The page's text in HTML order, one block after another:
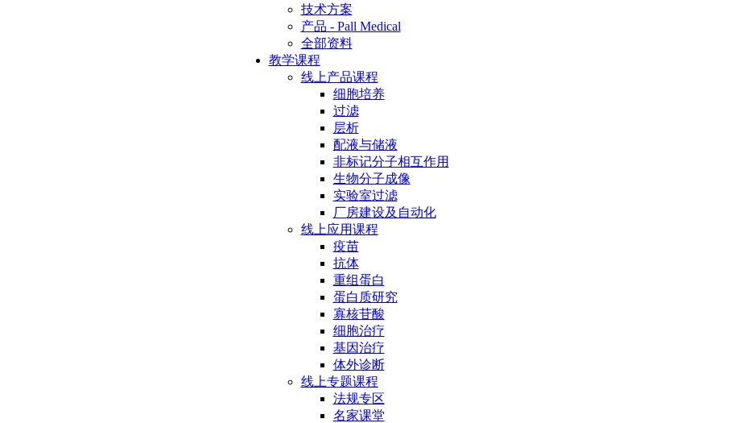
技术方案
产品 - Pall Medical
全部资料
教学课程
线上产品课程
细胞培养
过滤
层析
配液与储液
非标记分子相互作用
生物分子成像
实验室过滤
厂房建设及自动化
线上应用课程
疫苗
抗体
重组蛋白
蛋白质研究
寡核苷酸
细胞治疗
基因治疗
体外诊断
线上专题课程
法规专区
名家课堂